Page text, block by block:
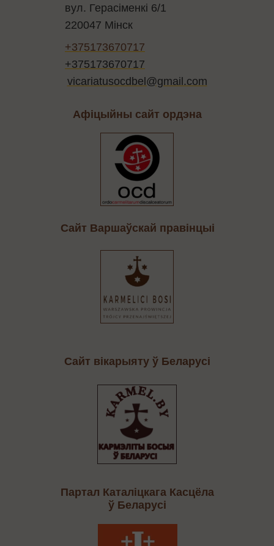
вул. Герасіменкі 6/1
220047 Мінск
Сайт вікарыяту ў Беларусі
Партал Каталіцкага Касцёла
ў Беларусі
Афіцыйны сайт ордэна
+375173670717
+375173670717
vicariatusocdbel@gmail.com
Cайт Варшаўскай правінцыі